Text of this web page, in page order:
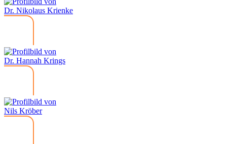
Dr. Nikolaus Krienke
Dr. Hannah Krings
Nils Kröber